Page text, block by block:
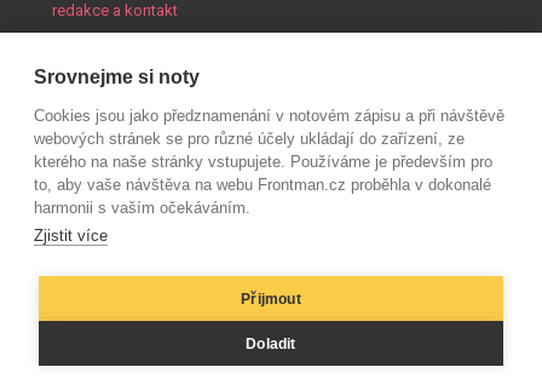
redakce a kontakt
Srovnejme si noty
Cookies jsou jako předznamenání v notovém zápisu a při návštěvě
webových stránek se pro různé účely ukládají do zařízení, ze
kterého na naše stránky vstupujete. Používáme je především pro
to, aby vaše návštěva na webu Frontman.cz proběhla v dokonalé
harmonii s vaším očekáváním.
Zjistit více
Přijmout
Doladit